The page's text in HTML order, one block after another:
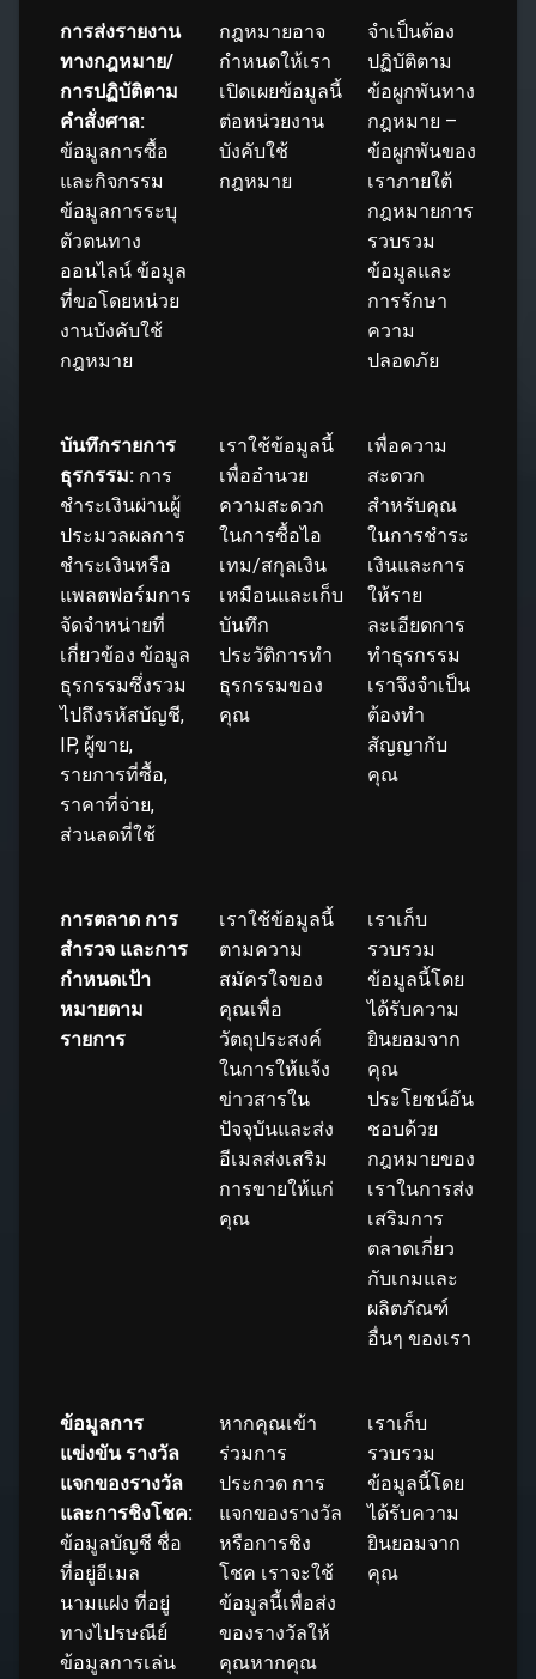
การส่งรายงาน
ทางกฎหมาย/
การปฏิบัติตาม
คำสั่งศาล:
ข้อมูลการซื้อ
และกิจกรรม
ข้อมูลการระบุ
ตัวตนทาง
ออนไลน์ ข้อมูล
ที่ขอโดยหน่วย
งานบังคับใช้
กฎหมาย
กฎหมายอาจ
กำหนดให้เรา
เปิดเผยข้อมูลนี้
ต่อหน่วยงาน
บังคับใช้
กฎหมาย
จำเป็นต้อง
ปฏิบัติตาม
ข้อผูกพันทาง
กฎหมาย –
ข้อผูกพันของ
เราภายใต้
กฎหมายการ
รวบรวม
ข้อมูลและ
การรักษา
ความ
ปลอดภัย
บันทึกรายการ
ธุรกรรม: การ
ชำระเงินผ่านผู้
ประมวลผลการ
ชำระเงินหรือ
แพลตฟอร์มการ
จัดจำหน่ายที่
เกี่ยวข้อง ข้อมูล
ธุรกรรมซึ่งรวม
ไปถึงรหัสบัญชี,
IP, ผู้ขาย,
รายการที่ซื้อ,
ราคาที่จ่าย,
ส่วนลดที่ใช้
เราใช้ข้อมูลนี้
เพื่ออำนวย
ความสะดวก
ในการซื้อไอ
เทม/สกุลเงิน
เหมือนและเก็บ
บันทึก
ประวัติการทำ
ธุรกรรมของ
คุณ
เพื่อความ
สะดวก
สำหรับคุณ
ในการชำระ
เงินและการ
ให้ราย
ละเอียดการ
ทำธุรกรรม
เราจึงจำเป็น
ต้องทำ
สัญญากับ
คุณ
การตลาด การ
สำรวจ และการ
กำหนดเป้า
หมายตาม
รายการ
เราใช้ข้อมูลนี้
ตามความ
สมัครใจของ
คุณเพื่อ
วัตถุประสงค์
ในการให้แจ้ง
ข่าวสารใน
ปัจจุบันและส่ง
อีเมลส่งเสริม
การขายให้แก่
คุณ
เราเก็บ
รวบรวม
ข้อมูลนี้โดย
ได้รับความ
ยินยอมจาก
คุณ
ประโยชน์อัน
ชอบด้วย
กฎหมายของ
เราในการส่ง
เสริมการ
ตลาดเกี่ยว
กับเกมและ
ผลิตภัณฑ์
อื่นๆ ของเรา
ข้อมูลการ
แข่งขัน รางวัล
แจกของรางวัล
และการชิงโชค:
ข้อมูลบัญชี ชื่อ
ที่อยู่อีเมล
นามแฝง ที่อยู่
ทางไปรษณีย์
ข้อมูลการเล่น
หากคุณเข้า
ร่วมการ
ประกวด การ
แจกของรางวัล
หรือการชิง
โชค เราจะใช้
ข้อมูลนี้เพื่อส่ง
ของรางวัลให้
คุณหากคุณ
เราเก็บ
รวบรวม
ข้อมูลนี้โดย
ได้รับความ
ยินยอมจาก
คุณ